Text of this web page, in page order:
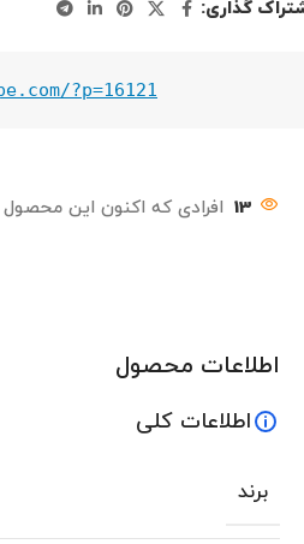
گذاری:
?p=16121
13 افرادی که اکنون این محصول
اطلاعات محصول
اطلاعات کلی
برند